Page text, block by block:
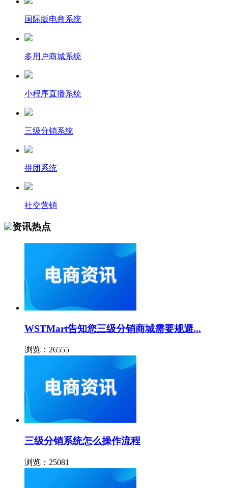
国际版电商系统
多用户商城系统
小程序直播系统
三级分销系统
拼团系统
社交营销
资讯热点
WSTMart告知您三级分销商城需要规避...
浏览：26555
三级分销系统怎么操作流程
浏览：25081